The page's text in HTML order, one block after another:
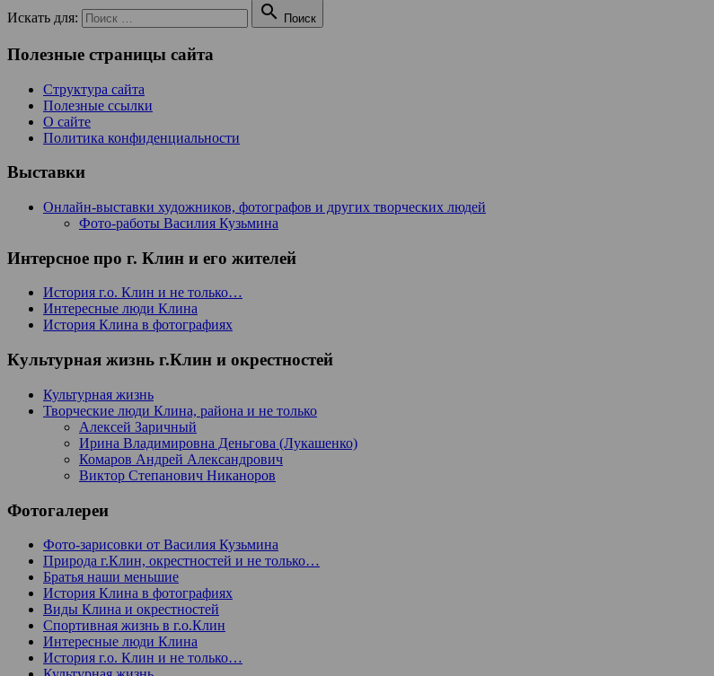
Искать для:  Поиск
Полезные страницы сайта
Структура сайта
Полезные ссылки
О сайте
Политика конфиденциальности
Выставки
Онлайн-выставки художников, фотографов и других творческих людей
Фото-работы Василия Кузьмина
Интерсное про г. Клин и его жителей
История г.о. Клин и не только…
Интересные люди Клина
История Клина в фотографиях
Культурная жизнь г.Клин и окрестностей
Культурная жизнь
Творческие люди Клина, района и не только
Алексей Заричный
Ирина Владимировна Деньгова (Лукашенко)
Комаров Андрей Александрович
Виктор Степанович Никаноров
Фотогалереи
Фото-зарисовки от Василия Кузьмина
Природа г.Клин, окрестностей и не только…
Братья наши меньшие
История Клина в фотографиях
Виды Клина и окрестностей
Спортивная жизнь в г.о.Клин
Интересные люди Клина
История г.о. Клин и не только…